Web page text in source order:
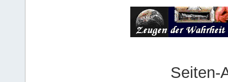
Seiten-